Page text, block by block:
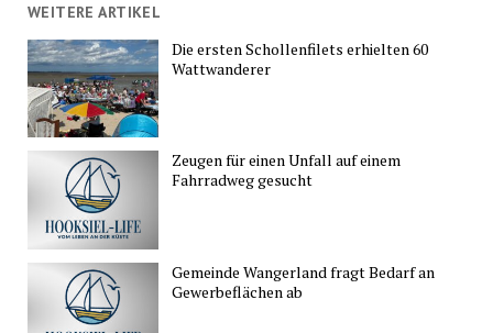
WEITERE ARTIKEL
Die ersten Schollenfilets erhielten 60
Wattwanderer
Zeugen für einen Unfall auf einem
Fahrradweg gesucht
Gemeinde Wangerland fragt Bedarf an
Gewerbeflächen ab